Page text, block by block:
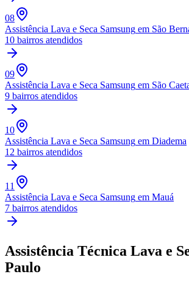
08
Assistência Lava e Seca Samsung em São
10 bairros atendidos
09
Assistência Lava e Seca Samsung em São
9 bairros atendidos
10
Assistência Lava e Seca Samsung em Diadema
12 bairros atendidos
11
Assistência Lava e Seca Samsung em Mauá
7 bairros atendidos
Assistência Técnica Lava e
Paulo